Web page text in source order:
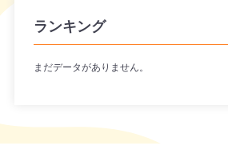
ランキング
まだデータがありません。